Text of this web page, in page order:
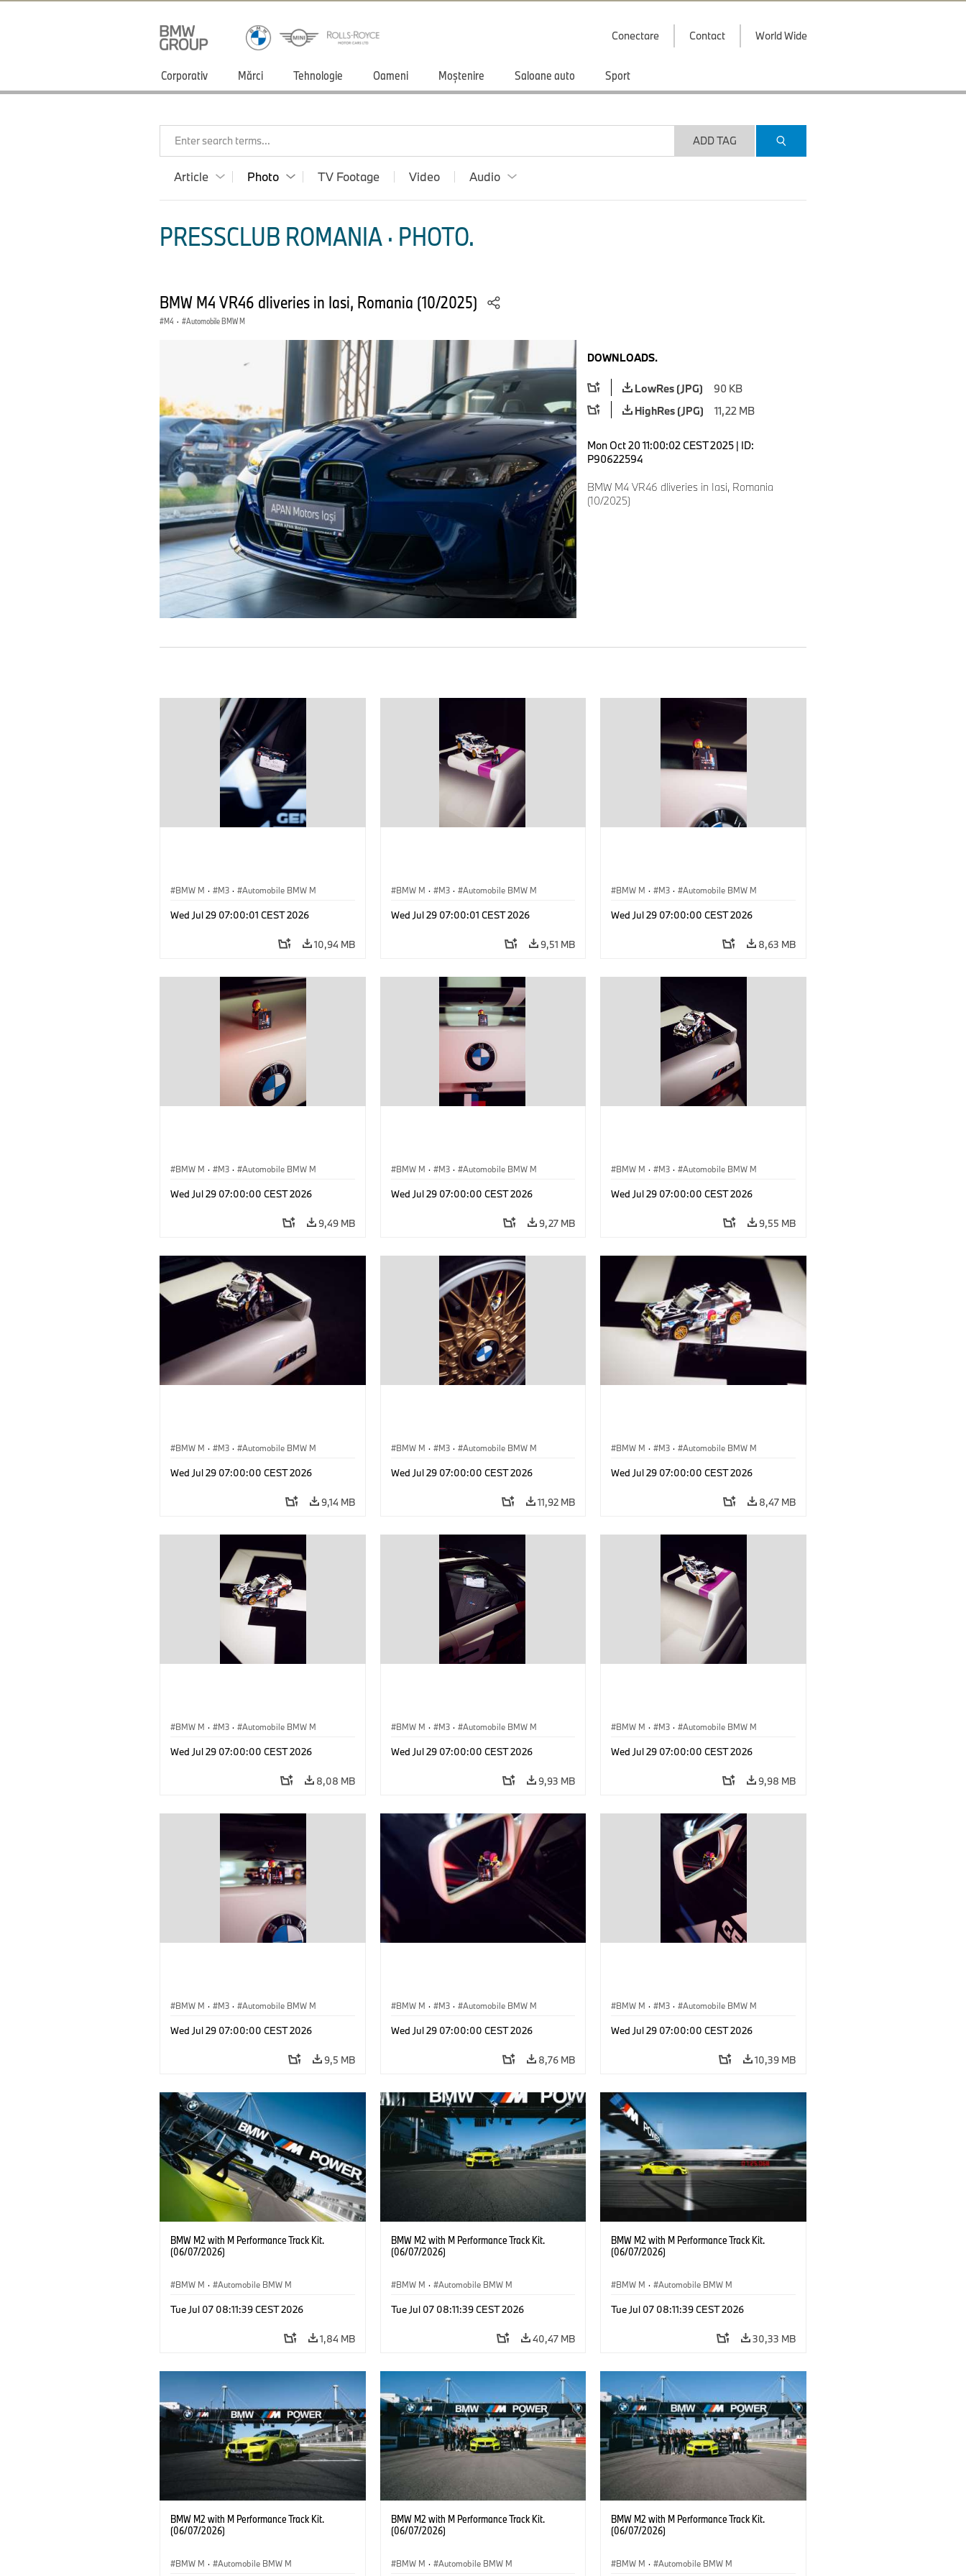
Conectare Contact World Wide
Corporativ Mărci Tehnologie Oameni Moștenire Saloane auto Sport
Enter search terms... ADD TAG
Article Photo TV Footage Video Audio
PRESSCLUB ROMANIA · PHOTO.
BMW M4 VR46 dliveries in Iasi, Romania (10/2025)
M4 · Automobile BMW M
DOWNLOADS.
LowRes (JPG)
90 KB
HighRes (JPG)
11,22 MB
Mon Oct 20 11:00:02 CEST 2025 | ID:
P90622594
BMW M4 VR46 dliveries in Iasi, Romania
(10/2025)
BMW M · M3 · Automobile BMW M
Wed Jul 29 07:00:01 CEST 2026
10,94 MB
BMW M · M3 · Automobile BMW M
Wed Jul 29 07:00:01 CEST 2026
9,51 MB
BMW M · M3 · Automobile BMW M
Wed Jul 29 07:00:00 CEST 2026
8,63 MB
BMW M · M3 · Automobile BMW M
Wed Jul 29 07:00:00 CEST 2026
9,49 MB
BMW M · M3 · Automobile BMW M
Wed Jul 29 07:00:00 CEST 2026
9,27 MB
BMW M · M3 · Automobile BMW M
Wed Jul 29 07:00:00 CEST 2026
9,55 MB
BMW M · M3 · Automobile BMW M
Wed Jul 29 07:00:00 CEST 2026
9,14 MB
BMW M · M3 · Automobile BMW M
Wed Jul 29 07:00:00 CEST 2026
11,92 MB
BMW M · M3 · Automobile BMW M
Wed Jul 29 07:00:00 CEST 2026
8,47 MB
BMW M · M3 · Automobile BMW M
Wed Jul 29 07:00:00 CEST 2026
8,08 MB
BMW M · M3 · Automobile BMW M
Wed Jul 29 07:00:00 CEST 2026
9,93 MB
BMW M · M3 · Automobile BMW M
Wed Jul 29 07:00:00 CEST 2026
9,98 MB
BMW M · M3 · Automobile BMW M
Wed Jul 29 07:00:00 CEST 2026
9,5 MB
BMW M · M3 · Automobile BMW M
Wed Jul 29 07:00:00 CEST 2026
8,76 MB
BMW M · M3 · Automobile BMW M
Wed Jul 29 07:00:00 CEST 2026
10,39 MB
BMW M2 with M Performance Track Kit.
(06/07/2026)
BMW M · Automobile BMW M
Tue Jul 07 08:11:39 CEST 2026
1,84 MB
BMW M2 with M Performance Track Kit.
(06/07/2026)
BMW M · Automobile BMW M
Tue Jul 07 08:11:39 CEST 2026
40,47 MB
BMW M2 with M Performance Track Kit.
(06/07/2026)
BMW M · Automobile BMW M
Tue Jul 07 08:11:39 CEST 2026
30,33 MB
BMW M2 with M Performance Track Kit.
(06/07/2026)
BMW M · Automobile BMW M
BMW M2 with M Performance Track Kit.
(06/07/2026)
BMW M · Automobile BMW M
BMW M2 with M Performance Track Kit.
(06/07/2026)
BMW M · Automobile BMW M